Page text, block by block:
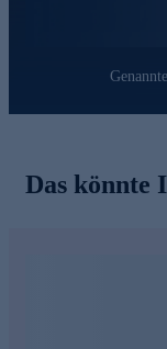
Das könnte